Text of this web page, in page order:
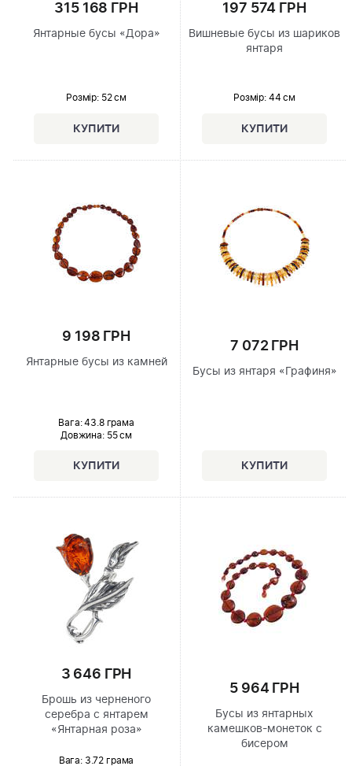
315 168 ГРН
Янтарные бусы «Дора»
Розмір: 52 см
197 574 ГРН
Вишневые бусы из шариков
янтаря
Розмір: 44 см
9 198 ГРН
Янтарные бусы из камней
Вага: 43.8 грама
Довжина:55 см
7 072 ГРН
Бусы из янтаря «Графиня»
3 646 ГРН
Брошь из черненого
серебра с янтарем
«Янтарная роза»
Вага: 3.72 грама
5 964 ГРН
Бусы из янтарных
камешков-монеток с
бисером